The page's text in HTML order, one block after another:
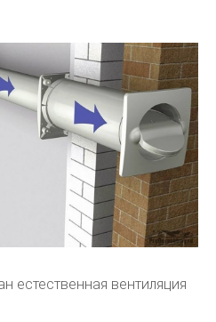
естественная вентиляция